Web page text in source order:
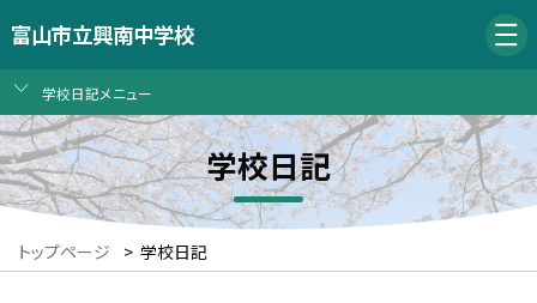
富山市立興南中学校
学校日記メニュー
学校日記
トップページ > 学校日記